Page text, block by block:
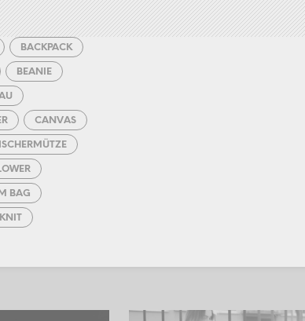
BACKPACK
BEANIE
CANVAS
BAG
KNIT